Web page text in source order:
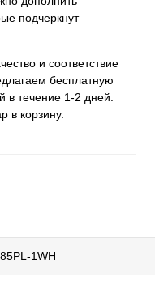
подчеркнут
и соответствие
бесплатную
в течение 1-2 дней.
в корзину.
1WH